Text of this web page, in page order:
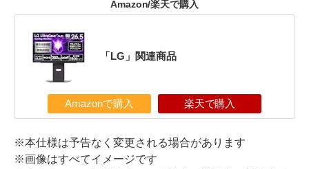
Amazon/楽天で購入
「LG」関連商品
Amazonで購入 楽天で購入
※本仕様は予告なく変更される場合があります
※画像はすべてイメージです